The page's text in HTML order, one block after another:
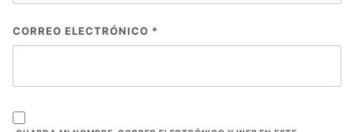
CORREO ELECTRÓNICO *